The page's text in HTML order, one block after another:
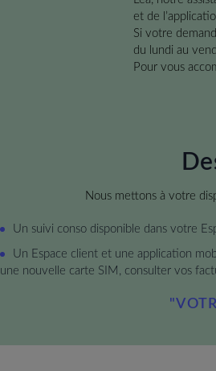
et de
Si votre
du lundi au
Pour vous
Nous mettons à votre
Un suivi conso disponible dans votre
Un Espace client et une application
une nouvelle carte SIM, consulter vos